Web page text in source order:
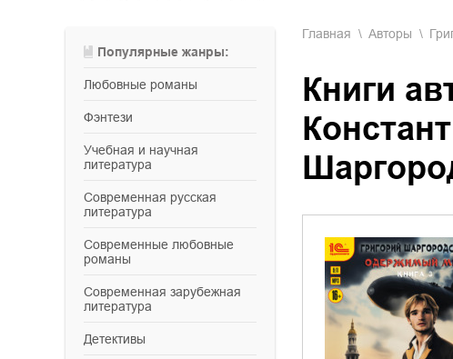
Популярные жанры:
любовные романы
фэнтези
учебная и научная
литература
современная русская
литература
современные любовные
романы
современная зарубежная
литература
детективы
Главная Aвторы
Книги